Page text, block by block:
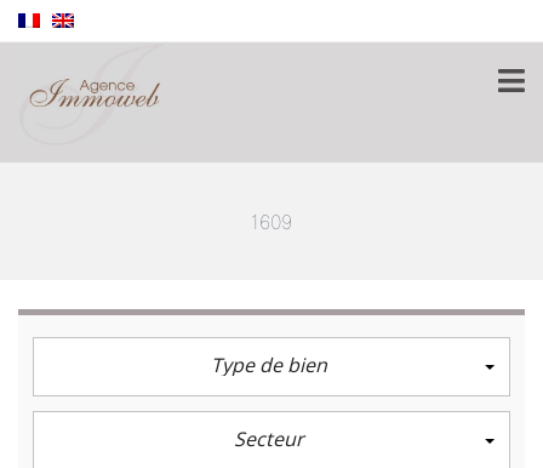
1609
Type de bien
Secteur